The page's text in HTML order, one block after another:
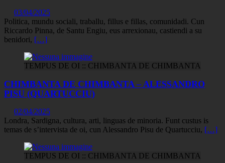
03/04/2025
Politica, mundu sociali, traballu, fillus e fillas, comunidadi. Cun
Riccardo Pinna, de Santu Engiu, eus arrexionau, castiendi a su
benidori, […]
TEMPUS DE OI :: CHIMBANTA DE CHIMBANTA
CHIMBANTA DE CHIMBANTA – ALESSANDRO
PISU (QUARTUCCIU)
02/04/2025
Londra, Sardigna, cultura, arti, linguas de minoria. Funt custus is
temas de s’intervista de oi, cun Alessandro Pisu de Quartucciu, […]
TEMPUS DE OI :: CHIMBANTA DE CHIMBANTA